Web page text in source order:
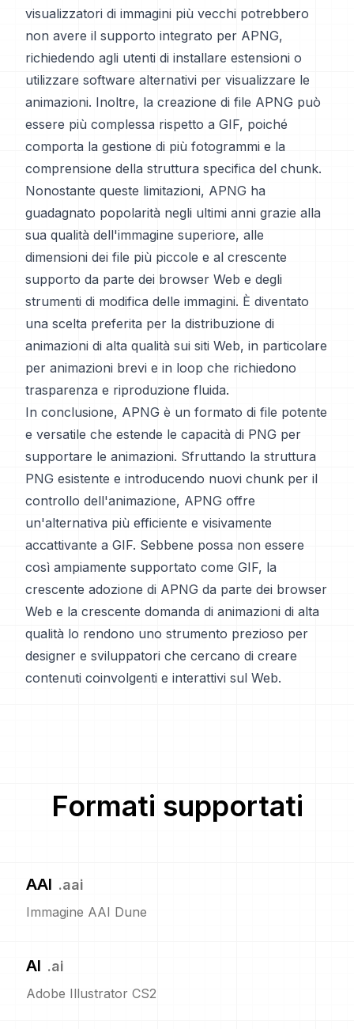
visualizzatori di immagini più vecchi potrebbero
non avere il supporto integrato per APNG,
richiedendo agli utenti di installare estensioni o
utilizzare software alternativi per visualizzare le
animazioni. Inoltre, la creazione di file APNG può
essere più complessa rispetto a GIF, poiché
comporta la gestione di più fotogrammi e la
comprensione della struttura specifica del chunk.
Nonostante queste limitazioni, APNG ha
guadagnato popolarità negli ultimi anni grazie alla
sua qualità dell'immagine superiore, alle
dimensioni dei file più piccole e al crescente
supporto da parte dei browser Web e degli
strumenti di modifica delle immagini. È diventato
una scelta preferita per la distribuzione di
animazioni di alta qualità sui siti Web, in particolare
per animazioni brevi e in loop che richiedono
trasparenza e riproduzione fluida.
In conclusione, APNG è un formato di file potente
e versatile che estende le capacità di PNG per
supportare le animazioni. Sfruttando la struttura
PNG esistente e introducendo nuovi chunk per il
controllo dell'animazione, APNG offre
un'alternativa più efficiente e visivamente
accattivante a GIF. Sebbene possa non essere
così ampiamente supportato come GIF, la
crescente adozione di APNG da parte dei browser
Web e la crescente domanda di animazioni di alta
qualità lo rendono uno strumento prezioso per
designer e sviluppatori che cercano di creare
contenuti coinvolgenti e interattivi sul Web.
Formati supportati
AAI .aai
Immagine AAI Dune
AI .ai
Adobe Illustrator CS2